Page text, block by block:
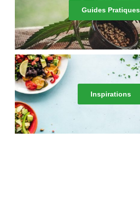
Guides Pratiques
Inspirations